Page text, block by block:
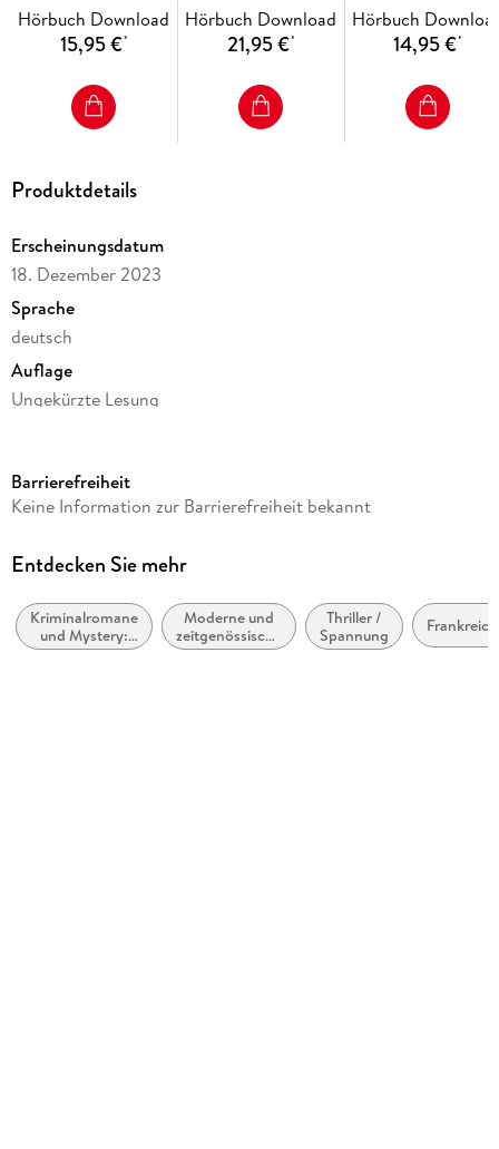
Hörbuch Download
15,95 €*
Hörbuch Download
21,95 €*
Hörbuch
14,95 €*
Produktdetails
Erscheinungsdatum
18. Dezember 2023
Sprache
deutsch
Auflage
Ungekürzte Lesung
Dateigröße
Laufzeit
Reihe
Pierre Durand, 5
Barrierefreiheit
Keine Information zur Barrierefreiheit bekannt
Entdecken Sie mehr
Kriminalromane
und Mystery:
Cosy Mystery
Moderne und
zeitgenössische
Belletristik:
Thriller /
Spannung
Frankreich